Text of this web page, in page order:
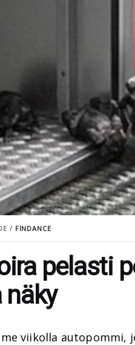
/ FINDANCE
pelasti
näky
viikolla autopommi,